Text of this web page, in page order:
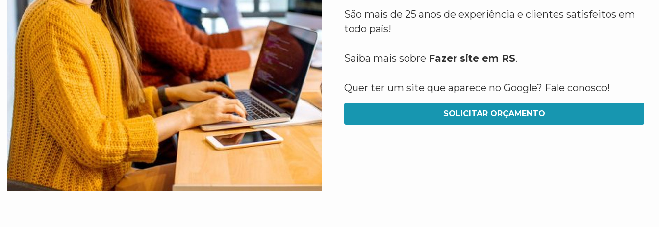
São mais de 25 anos de experiência e clientes satisfeitos em
todo país!
Saiba mais sobre Fazer site em RS.
Quer ter um site que aparece no Google? Fale conosco!
SOLICITAR ORÇAMENTO